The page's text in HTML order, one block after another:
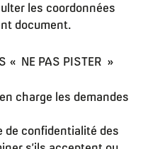
les coordonnées
document.
« NE PAS PISTER »
charge les demandes
de confidentialité des